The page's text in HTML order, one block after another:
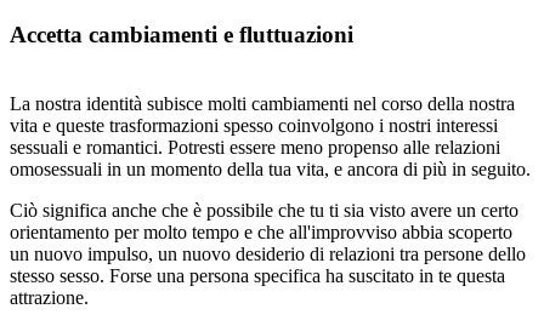
Accetta cambiamenti e fluttuazioni
La nostra identità subisce molti cambiamenti nel corso della nostra
vita e queste trasformazioni spesso coinvolgono i nostri interessi
sessuali e romantici. Potresti essere meno propenso alle relazioni
omosessuali in un momento della tua vita, e ancora di più in seguito.
Ciò significa anche che è possibile che tu ti sia visto avere un certo
orientamento per molto tempo e che all'improvviso abbia scoperto
un nuovo impulso, un nuovo desiderio di relazioni tra persone dello
stesso sesso. Forse una persona specifica ha suscitato in te questa
attrazione.